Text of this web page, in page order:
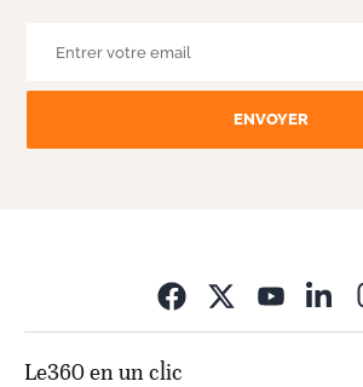
ENVOYER
Le360 en un clic